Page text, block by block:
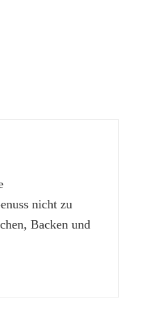
nicht zu
Backen und